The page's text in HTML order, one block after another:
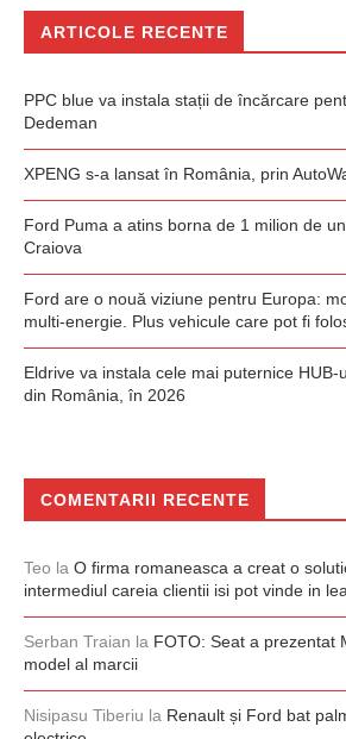
ARTICOLE RECENTE
PPC blue va instala stații de încărcare
Dedeman
XPENG s-a lansat în România, prin
Ford Puma a atins borna de 1 milion de
Craiova
Ford are o nouă viziune pentru Europa:
multi-energie. Plus vehicule care pot fi
Eldrive va instala cele mai puternice
din România, în 2026
COMENTARII RECENTE
Teo la O firma romaneasca a creat o
intermediul careia clientii isi pot vinde in
Serban Traian la FOTO: Seat a prezentat
model al marcii
Nisipasu Tiberiu la Renault și Ford bat